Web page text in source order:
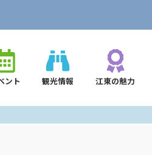
ント 観光情報 江東の魅力